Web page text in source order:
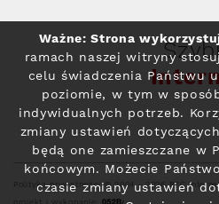
Polityka prywatności© 2004 - 2026 RFC
Ważne: Strona
ramach naszej witryny
celu świadczenia Państwu
poziomie, w tym w
indywidualnych potrzeb.
zmiany ustawień
będą one zamieszczane w
końcowym. Możecie
czasie zmiany ustawień